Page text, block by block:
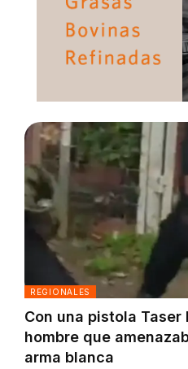
REGIONALES
Con una pistola
hombre que
arma blanca